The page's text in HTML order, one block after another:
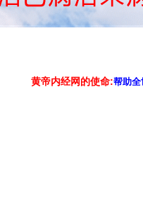
黄帝内经网的使命:帮助